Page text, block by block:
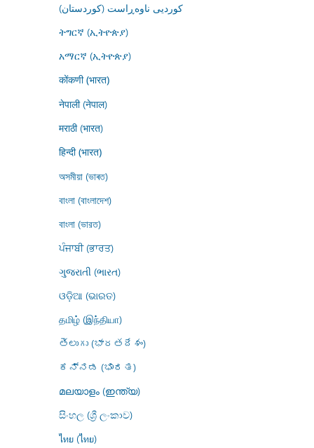
کوردیی ناوەڕاست (کوردستان)
ትግርኛ (ኢትዮጵያ)
አማርኛ (ኢትዮጵያ)
कोंकणी (भारत)
नेपाली (नेपाल)
मराठी (भारत)
हिन्दी (भारत)
অসমীয়া (ভাৰত)
বাংলা (বাংলাদেশ)
বাংলা (ভারত)
ਪੰਜਾਬੀ (ਭਾਰਤ)
ગુજરાતી (ભારત)
ଓଡ଼ିଆ (ଭାରତ)
தமிழ் (இந்தியா)
తెలుగు (భారతదేశం)
ಕನ್ನಡ (ಭಾರತ)
മലയാളം (ഇന്ത്യ)
සිංහල (ශ්‍රී ලංකාව)
ไทย (ไทย)